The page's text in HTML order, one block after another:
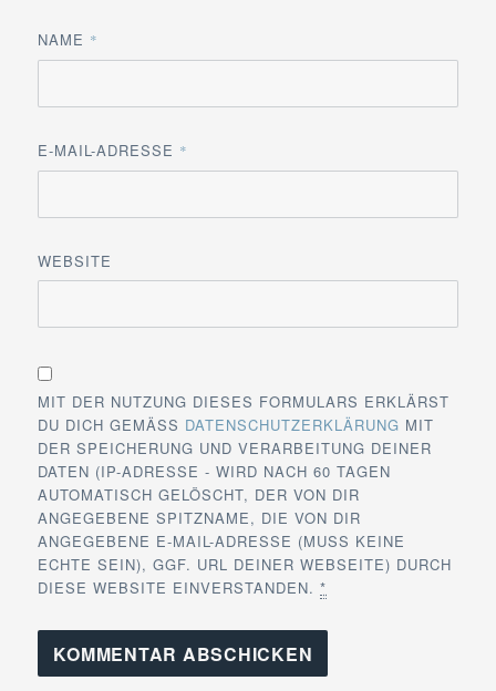
NAME *
E-MAIL-ADRESSE *
WEBSITE
MIT DER NUTZUNG DIESES FORMULARS ERKLÄRST
DU DICH GEMÄSS DATENSCHUTZERKLÄRUNG MIT
DER SPEICHERUNG UND VERARBEITUNG DEINER
DATEN (IP-ADRESSE - WIRD NACH 60 TAGEN
AUTOMATISCH GELÖSCHT, DER VON DIR
ANGEGEBENE SPITZNAME, DIE VON DIR
ANGEGEBENE E-MAIL-ADRESSE (MUSS KEINE
ECHTE SEIN), GGF. URL DEINER WEBSEITE) DURCH
DIESE WEBSITE EINVERSTANDEN.*